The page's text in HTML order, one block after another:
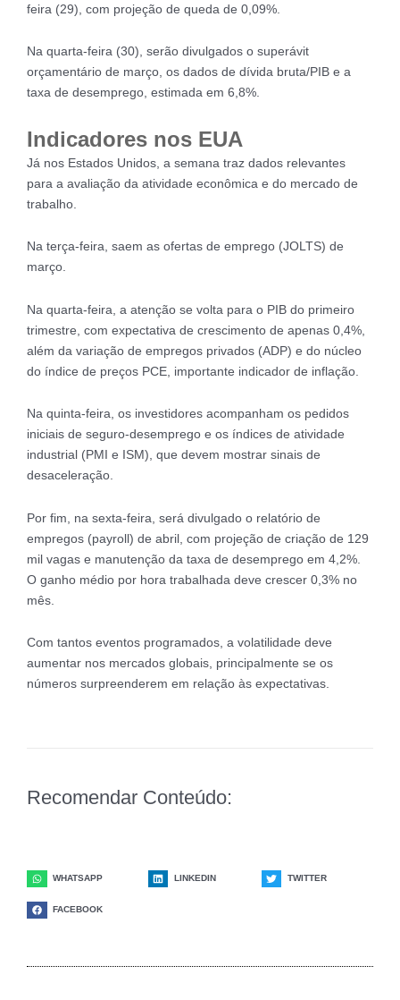
feira (29), com projeção de queda de 0,09%.
Na quarta-feira (30), serão divulgados o superávit
orçamentário de março, os dados de dívida bruta/PIB e a
taxa de desemprego, estimada em 6,8%.
Indicadores nos EUA
Já nos Estados Unidos, a semana traz dados relevantes
para a avaliação da atividade econômica e do mercado de
trabalho.
Na terça-feira, saem as ofertas de emprego (JOLTS) de
março.
Na quarta-feira, a atenção se volta para o PIB do primeiro
trimestre, com expectativa de crescimento de apenas 0,4%,
além da variação de empregos privados (ADP) e do núcleo
do índice de preços PCE, importante indicador de inflação.
Na quinta-feira, os investidores acompanham os pedidos
iniciais de seguro-desemprego e os índices de atividade
industrial (PMI e ISM), que devem mostrar sinais de
desaceleração.
Por fim, na sexta-feira, será divulgado o relatório de
empregos (payroll) de abril, com projeção de criação de 129
mil vagas e manutenção da taxa de desemprego em 4,2%.
O ganho médio por hora trabalhada deve crescer 0,3% no
mês.
Com tantos eventos programados, a volatilidade deve
aumentar nos mercados globais, principalmente se os
números surpreenderem em relação às expectativas.
Recomendar Conteúdo:
WHATSAPP LINKEDIN TWITTER
FACEBOOK